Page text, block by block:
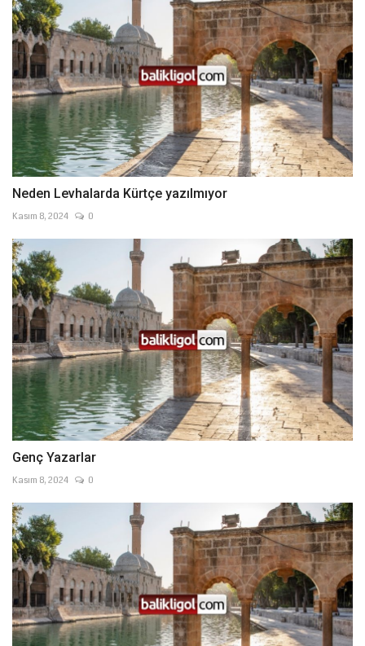
Neden Levhalarda Kürtçe yazılmıyor
Kasım 8, 2024 0
Genç Yazarlar
Kasım 8, 2024 0